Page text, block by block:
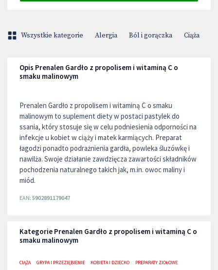
Wszystkie kategorie Alergia Ból i gorączka Ciąża
Opis Prenalen Gardło z propolisem i witaminą C o
smaku malinowym
Prenalen Gardło z propolisem i witaminą C o smaku
malinowym to suplement diety w postaci pastylek do
ssania, który stosuje się w celu podniesienia odporności na
infekcje u kobiet w ciąży i matek karmiących. Preparat
łagodzi ponadto podrażnienia gardła, powleka śluzówkę i
nawilża. Swoje działanie zawdzięcza zawartości składników
pochodzenia naturalnego takich jak, m.in. owoc maliny i
miód.
EAN: 5902891179047
Kategorie Prenalen Gardło z propolisem i witaminą C o
smaku malinowym
CIĄŻA GRYPA I PRZEZIĘBIENIE KOBIETA I DZIECKO PREPARATY ZIOŁOWE